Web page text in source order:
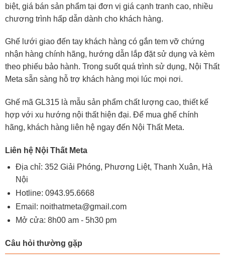
biệt, giá bán sản phẩm tại đơn vị giá cạnh tranh cao, nhiều
chương trình hấp dẫn dành cho khách hàng.
Ghế lưới giao đến tay khách hàng có gắn tem vỡ chứng
nhận hàng chính hãng, hướng dẫn lắp đặt sử dụng và kèm
theo phiếu bảo hành. Trong suốt quá trình sử dụng, Nội Thất
Meta sẵn sàng hỗ trợ khách hàng mọi lúc mọi nơi.
Ghế mã GL315 là mẫu sản phẩm chất lượng cao, thiết kế
hợp với xu hướng nội thất hiện đại. Để mua ghế chính
hãng, khách hàng liên hệ ngay đến Nội Thất Meta.
Liên hệ Nội Thất Meta
Địa chỉ: 352 Giải Phóng, Phương Liệt, Thanh Xuân, Hà
Nội
Hotline: 0943.95.6668
Email: noithatmeta@gmail.com
Mở cửa: 8h00 am - 5h30 pm
Câu hỏi thường gặp